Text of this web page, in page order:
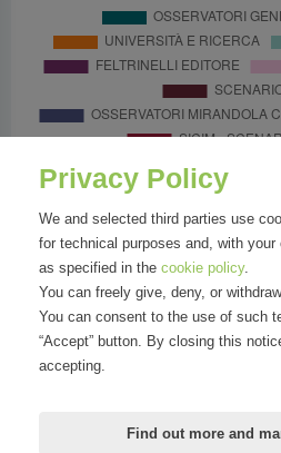
Privacy Policy
We and selected third parties use
for technical purposes and, with
as specified in the cookie policy.
You can freely give, deny, or
You can consent to the use of such
“Accept” button. By closing this
accepting.
Find out more and